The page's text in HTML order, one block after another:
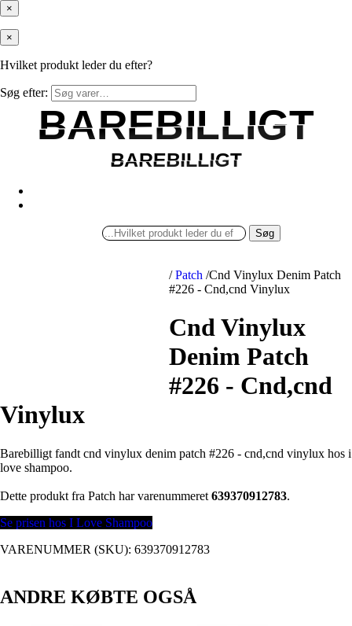
×
×
Hvilket produkt leder du efter?
Søg efter:
BAREBILLIGT
BAREBILLIGT
BAREBILLIGT
BAREBILLIGT
Søg
/ Patch /Cnd Vinylux Denim Patch
#226 - Cnd,cnd Vinylux
Cnd Vinylux
Denim Patch
#226 - Cnd,cnd
Vinylux
Barebilligt fandt cnd vinylux denim patch #226 - cnd,cnd vinylux hos i
love shampoo.
Dette produkt fra Patch har varenummeret 639370912783.
Se prisen hos I Love Shampoo
VARENUMMER (SKU): 639370912783
ANDRE KØBTE OGSÅ